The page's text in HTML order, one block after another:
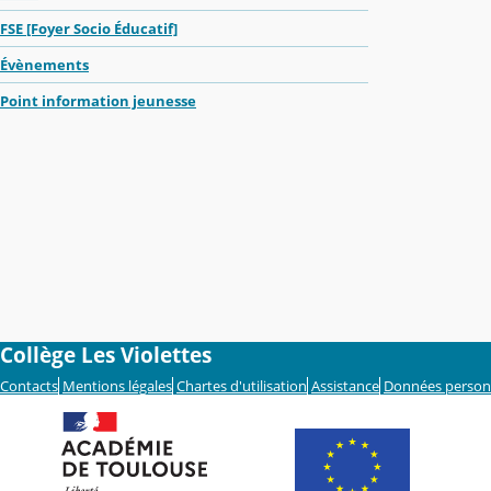
FSE [Foyer Socio Éducatif]
Évènements
Point information jeunesse
Collège Les Violettes
Contacts Mentions légales Chartes d'utilisation Assistance Données